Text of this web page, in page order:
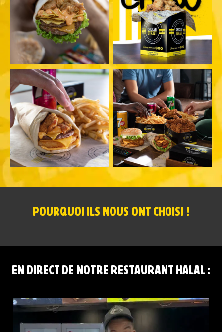
POURQUOI ILS NOUS ONT CHOISI !
EN DIRECT DE NOTRE RESTAURANT HALAL :
RED BULL PÊCHE BLANCHE ET CLASSIQUE DISPONIBLES...
53 1